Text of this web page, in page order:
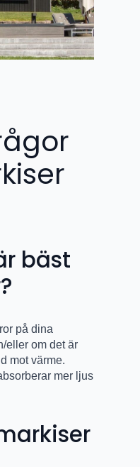
bäst
på dina
eller om det är
mot värme.
mer ljus